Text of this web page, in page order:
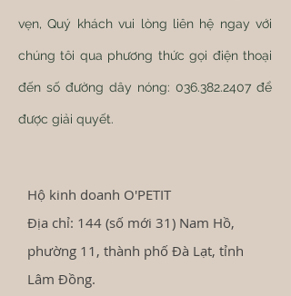
vẹn, Quý khách vui lòng liên hệ ngay với
chúng tôi qua phương thức gọi điện thoại
đến số đường dây nóng: 036.382.2407 để
được giải quyết.
Hộ kinh doanh O'PETIT
Địa chỉ: 144 (số mới 31) Nam Hồ,
phường 11, thành phố Đà Lạt, tỉnh
Lâm Đồng.